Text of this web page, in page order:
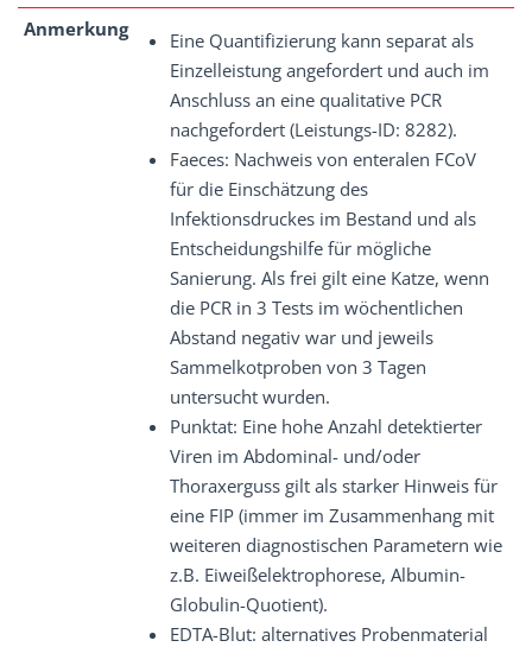
Anmerkung
Eine Quantifizierung kann separat als
Einzelleistung angefordert und auch im
Anschluss an eine qualitative PCR
nachgefordert (Leistungs-ID: 8282).
Faeces: Nachweis von enteralen FCoV
für die Einschätzung des
Infektionsdruckes im Bestand und als
Entscheidungshilfe für mögliche
Sanierung. Als frei gilt eine Katze, wenn
die PCR in 3 Tests im wöchentlichen
Abstand negativ war und jeweils
Sammelkotproben von 3 Tagen
untersucht wurden.
Punktat: Eine hohe Anzahl detektierter
Viren im Abdominal- und/oder
Thoraxerguss gilt als starker Hinweis für
eine FIP (immer im Zusammenhang mit
weiteren diagnostischen Parametern wie
z.B. Eiweißelektrophorese, Albumin-
Globulin-Quotient).
EDTA-Blut: alternatives Probenmaterial